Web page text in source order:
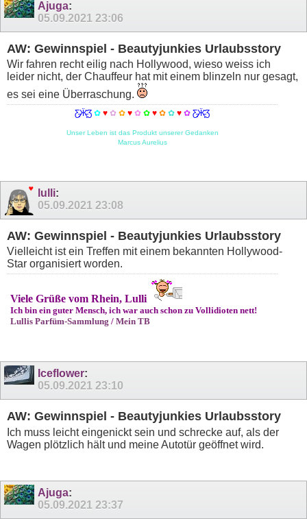
Ajuga:
05.09.2021 23:06
AW: Gewinnspiel - Beautyjunkies Urlaubsstory
Wir fahren recht eilig nach Hollywood, wieso weiss ich
leider nicht, der Chauffeur hat mit einem blinzeln nur gesagt,
es sei eine Überraschung.
Ƹ̵̡Ӝ̵̨̄Ʒ ✿♥✿ ✿ ♥✿✿♥✿✿♥✿Ƹ̵̡Ӝ̵̨̄Ʒ
Unser Leben ist das Produkt unserer Gedanken
Marcus Aurelius
lulli:
05.09.2021 23:08
AW: Gewinnspiel - Beautyjunkies Urlaubsstory
Vielleicht ist ein Treffen mit einem bekannten Hollywood-
Star organisiert worden.
Viele Grüße vom Rhein, Lulli
Ich bin ein guter Mensch, ich war auch schon zu Vollidioten nett!
Lullis Parfüm-Sammlung / Mein TB
Iceflower:
05.09.2021 23:10
AW: Gewinnspiel - Beautyjunkies Urlaubsstory
Ich muss leicht eingenickt sein und schrecke auf, als der
Wagen plötzlich hält und meine Autotür geöffnet wird.
Ajuga:
05.09.2021 23:37